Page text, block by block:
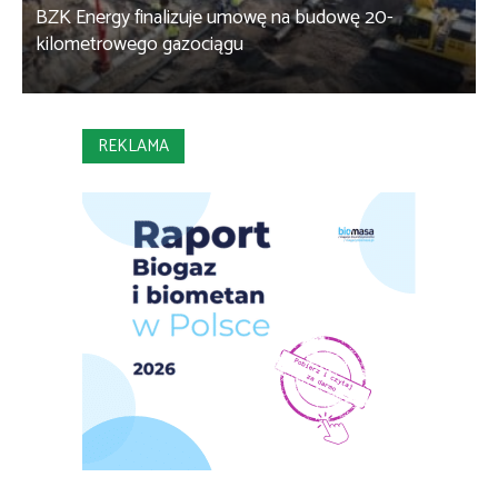
BZK Energy finalizuje umowę na budowę 20-
kilometrowego gazociągu
REKLAMA